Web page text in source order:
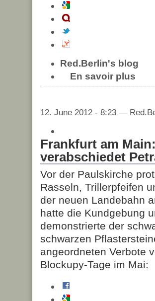
Red.Berlin's blog
En savoir plus
12. June 2012 - 8:23 —
Frankfurt am
verabschiedet
Vor der Paulskirche
Rasseln, Trillerpfeifen
der neuen Landebahn
hatte die Kundgebung
demonstrierte der
schwarzen
angeordneten Verbote
Blockupy-Tage im Mai: